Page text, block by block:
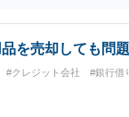
を考えることをお勧
を売却しても問
#クレジット会社 #銀行借